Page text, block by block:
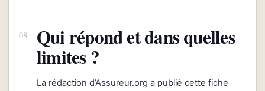
Qui répond et dans quelles
limites ?
La rédaction d’Assureur.org a publié cette fiche